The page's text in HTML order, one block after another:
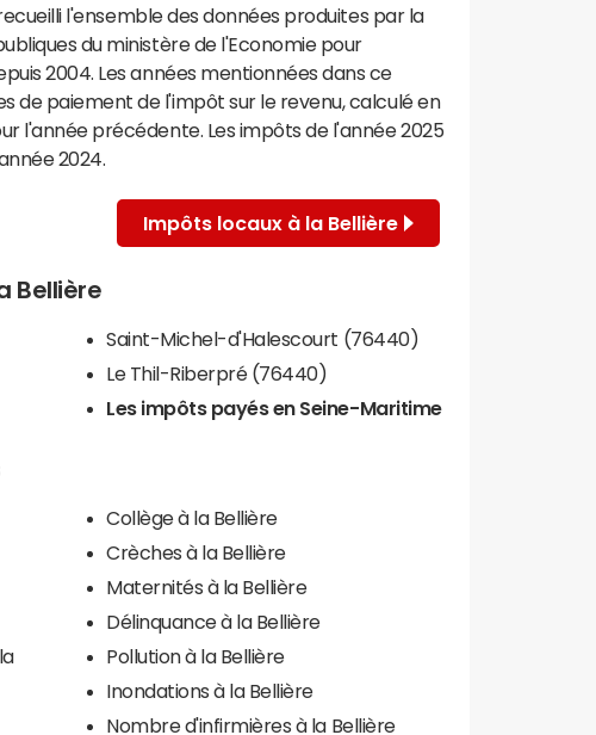
l'ensemble des données produites par la
du ministère de l'Economie pour
2004. Les années mentionnées dans ce
de paiement de l'impôt sur le revenu, calculé en
l'année précédente. Les impôts de l'année 2025
2024.
Impôts locaux à la Bellière
Bellière
Saint-Michel-d'Halescourt (76440)
Le Thil-Riberpré (76440)
Les impôts payés en Seine-Maritime
Collège à la Bellière
Crèches à la Bellière
Maternités à la Bellière
Délinquance à la Bellière
Pollution à la Bellière
Inondations à la Bellière
Nombre d'infirmières à la Bellière